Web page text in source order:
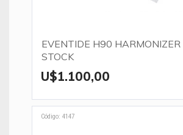
EVENTIDE H90
STOCK
U$1.100,00
Código: 4147